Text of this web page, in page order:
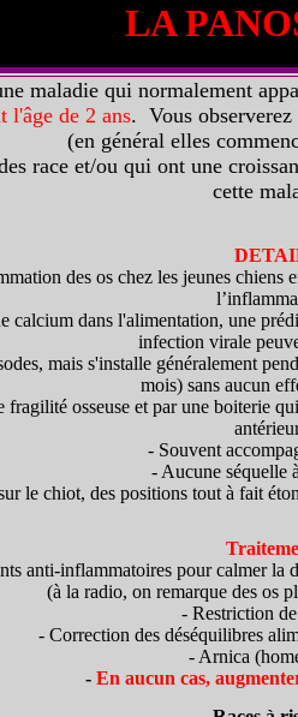
LA
maladie qui normalement
l'âge de 2 ans. Vous
(en général elles
race et/ou qui ont une
cette
des os chez les jeunes chiens
calcium dans l'alimentation, une
infection virale
mais s'installe généralement
mois) sans aucun
fragilité osseuse et par une boiterie
- Souvent
- Aucune séquelle
le chiot, des positions tout à fait
anti-inflammatoires pour calmer
(à la radio, on remarque des os
- Restriction
- Correction des déséquilibres
- Arnica
- En aucun cas,